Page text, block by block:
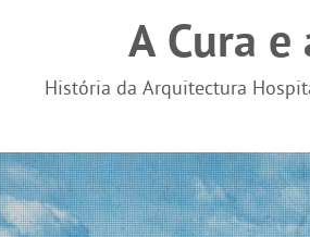
A Cura
História da Arquitectura